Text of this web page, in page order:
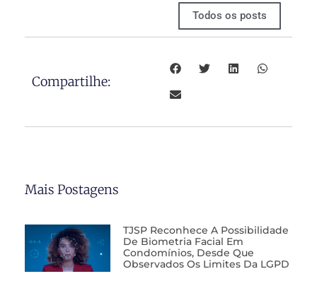
Todos os posts
Compartilhe:
Mais Postagens
TJSP Reconhece A Possibilidade
De Biometria Facial Em
Condomínios, Desde Que
Observados Os Limites Da LGPD